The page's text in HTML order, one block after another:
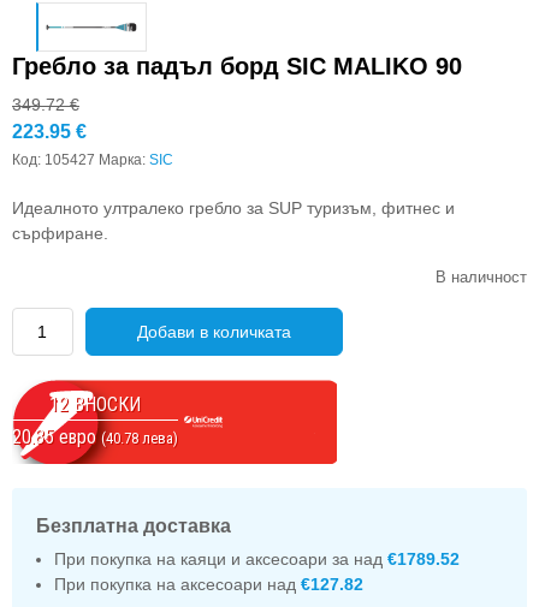
Гребло за падъл борд SIC MALIKO 90
349.72€
223.95 €
Код: 105427 Марка: SIC
Идеалното ултралеко гребло за SUP туризъм, фитнес и
сърфиране.
В наличност
Добави в количката
12 ВНОСКИ
20.85 евро (40.78 лева)
Безплатна доставка
При покупка на каяци и аксесоари за над €1789.52
При покупка на аксесоари над €127.82